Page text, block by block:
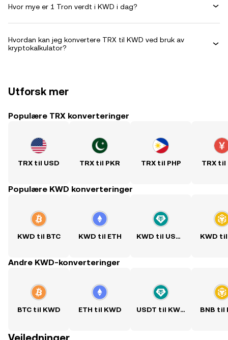
Hvor mye er 1 Tron verdt i KWD i dag?
Hvordan kan jeg konvertere TRX til KWD ved bruk av
kryptokalkulator?
Utforsk mer
Populære TRX konverteringer
TRX til USD TRX til PKR TRX til PHP TRX til
Populære KWD konverteringer
KWD til BTC KWD til ETH KWD til USDT KWD til
Andre KWD-konverteringer
BTC til KWD ETH til KWD USDT til KWD BNB til